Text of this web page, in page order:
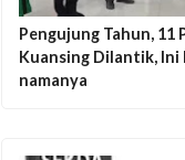
Pengujung Tahun, 11
Kuansing Dilantik, Ini
namanya